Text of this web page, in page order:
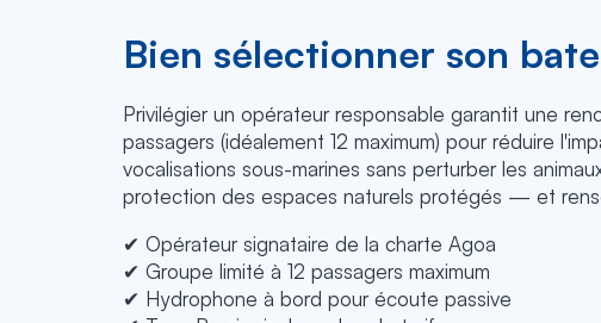
Bien sélectionner son
Privilégier un opérateur responsable garantit une
passagers (idéalement 12 maximum) pour réduire
vocalisations sous-marines sans perturber les
protection des espaces naturels protégés — et
✔ Opérateur signataire de la charte Agoa
✔ Groupe limité à 12 passagers maximum
✔ Hydrophone à bord pour écoute passive